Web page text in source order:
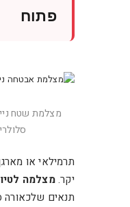
פתוח
מצלמת שטח
תרמילאי או
יקר.מצלמה
תנאים שלכאורה